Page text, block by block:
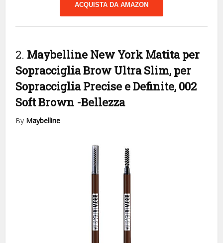
ACQUISTA DA AMAZON
2. Maybelline New York Matita per
Sopracciglia Brow Ultra Slim, per
Sopracciglia Precise e Definite, 002
Soft Brown -Bellezza
By Maybelline